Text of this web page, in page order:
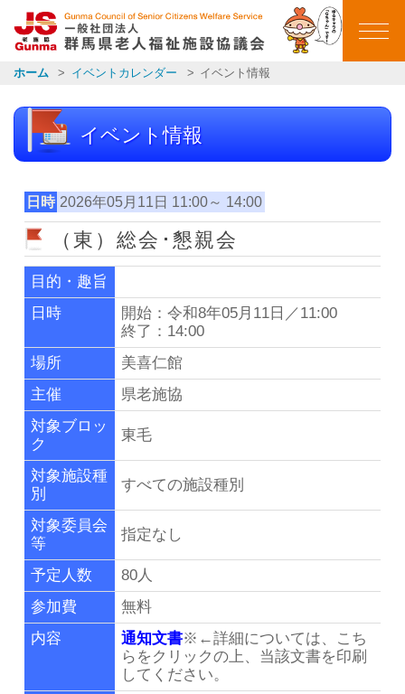
群馬県老人福祉施設
ホーム イベントカレンダー イベント情報
イベント情報
日時 2026年05月11日 11:00～ 14:00
（東）総会･懇親会
目的・趣旨
日時
開始：令和8年05月11日／11:00
終了：14:00
場所
美喜仁館
主催
県老施協
対象ブロッ
ク
東毛
対象施設種
別
すべての施設種別
対象委員会
等
指定なし
予定人数
80人
参加費
無料
内容
通知文書※←詳細については、こち
らをクリックの上、当該文書を印刷
してください。
ごあいさつ
会員施設一覧
イベントカレンダー
イベント報告
お知らせ一覧
リンク集
群馬県老施協について
施設のご利用案内
事務局連絡先・所在地
お問い合わせ
会員専用ページ